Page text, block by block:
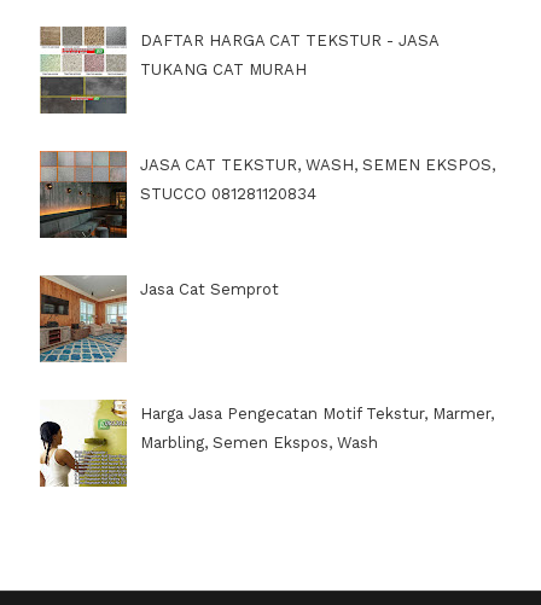
DAFTAR HARGA CAT TEKSTUR - JASA
TUKANG CAT MURAH
JASA CAT TEKSTUR, WASH, SEMEN EKSPOS,
STUCCO 081281120834
Jasa Cat Semprot
Harga Jasa Pengecatan Motif Tekstur, Marmer,
Marbling, Semen Ekspos, Wash